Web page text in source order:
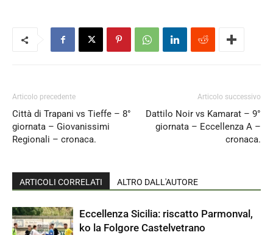
Articolo precedente
Città di Trapani vs Tieffe – 8°
giornata – Giovanissimi
Regionali – cronaca.
Articolo successivo
Dattilo Noir vs Kamarat – 9°
giornata – Eccellenza A –
cronaca.
ARTICOLI CORRELATI ALTRO DALL'AUTORE
Eccellenza Sicilia: riscatto Parmonval,
ko la Folgore Castelvetrano